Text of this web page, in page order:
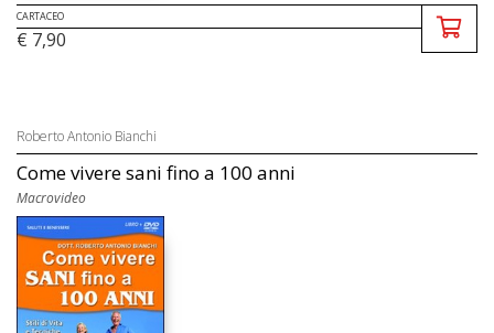
CARTACEO
€ 7,90
Roberto Antonio Bianchi
Come vivere sani fino a 100 anni
Macrovideo